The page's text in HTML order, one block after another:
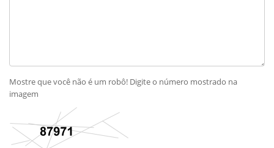
Mostre que você não é um robô! Digite o número mostrado na
imagem